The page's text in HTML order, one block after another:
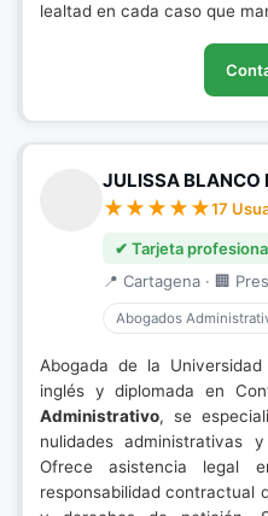
lealtad en cada caso que
JULISSA BLANCO
17
✔ Tarjeta
📍 Cartagena · 🏢
Abogados
Abogada de la
inglés y diplomada en
Administrativo, se
nulidades administrativas
Ofrece asistencia legal
responsabilidad contractual